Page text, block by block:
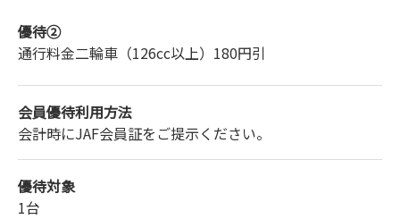
優待②
通行料金二輪車（126cc以上） 180円引
会員優待利用方法
会計時にJAF会員証をご提示ください。
優待対象
1台